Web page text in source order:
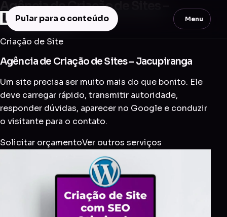
Pular para o conteúdo Menu
Agência de Criação de Sites –
Jacupiranga
Criação de Site
Agência de Criação de Sites – Jacupiranga
Um site precisa ser muito mais do que bonito. Ele
deve carregar rápido, transmitir autoridade,
responder dúvidas, aparecer no Google e conduzir
o visitante para o contato.
Solicitar orçamentoVer outros serviços